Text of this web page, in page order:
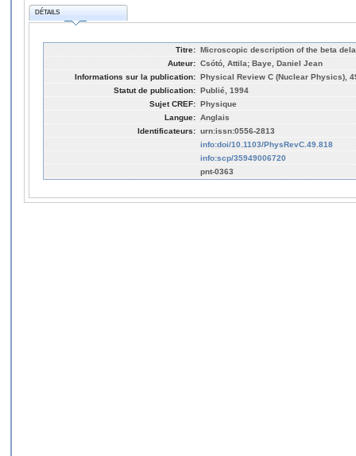
DÉTAILS
Titre: Microscopic description of the beta
Auteur: Csótó, Attila; Baye, Daniel Jean
Informations sur la publication: Physical Review C (Nuclear Physics),
Statut de publication: Publié, 1994
Sujet CREF: Physique
Langue: Anglais
Identificateurs: urn:issn:0556-2813
info:doi/10.1103/PhysRevC.49.818
info:scp/35949006720
pnt-0363